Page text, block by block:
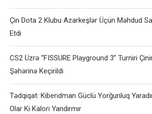
Çin Dota 2 Klubu Azarkeşlər Üçün Məhdud
Etdi
CS2 Üzrə “FISSURE Playground 3” Turniri
Şəhərinə Keçirildi
Tədqiqat: Kiberidman Güclü Yorğunluq
Olar Ki Kalori Yandırmır